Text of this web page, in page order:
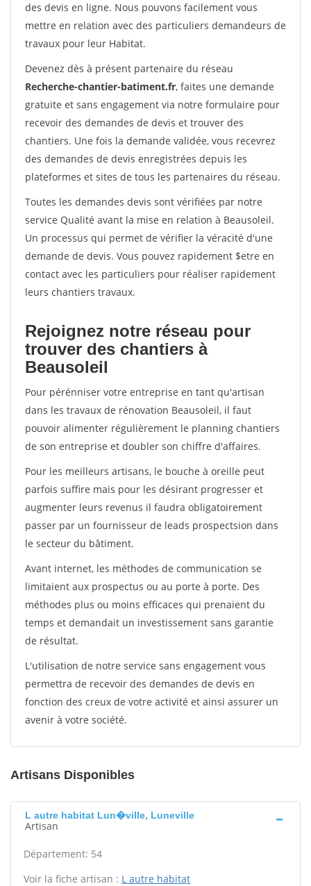
des devis en ligne. Nous pouvons facilement vous
mettre en relation avec des particuliers demandeurs de
travaux pour leur Habitat.
Devenez dès à présent partenaire du réseau
Recherche-chantier-batiment.fr, faites une demande
gratuite et sans engagement via notre formulaire pour
recevoir des demandes de devis et trouver des
chantiers. Une fois la demande validée, vous recevrez
des demandes de devis enregistrées depuis les
plateformes et sites de tous les partenaires du réseau.
Toutes les demandes devis sont vérifiées par notre
service Qualité avant la mise en relation à Beausoleil.
Un processus qui permet de vérifier la véracité d'une
demande de devis. Vous pouvez rapidement $etre en
contact avec les particuliers pour réaliser rapidement
leurs chantiers travaux.
Rejoignez notre réseau pour
trouver des chantiers à
Beausoleil
Pour pérénniser votre entreprise en tant qu'artisan
dans les travaux de rénovation Beausoleil, il faut
pouvoir alimenter régulièrement le planning chantiers
de son entreprise et doubler son chiffre d'affaires.
Pour les meilleurs artisans, le bouche à oreille peut
parfois suffire mais pour les désirant progresser et
augmenter leurs revenus il faudra obligatoirement
passer par un fournisseur de leads prospectsion dans
le secteur du bâtiment.
Avant internet, les méthodes de communication se
limitaient aux prospectus ou au porte à porte. Des
méthodes plus ou moins efficaces qui prenaient du
temps et demandait un investissement sans garantie
de résultat.
L'utilisation de notre service sans engagement vous
permettra de recevoir des demandes de devis en
fonction des creux de votre activité et ainsi assurer un
avenir à votre société.
Artisans Disponibles
L autre habitat Lun�ville, Luneville
Artisan
Département: 54
Voir la fiche artisan : L autre habitat